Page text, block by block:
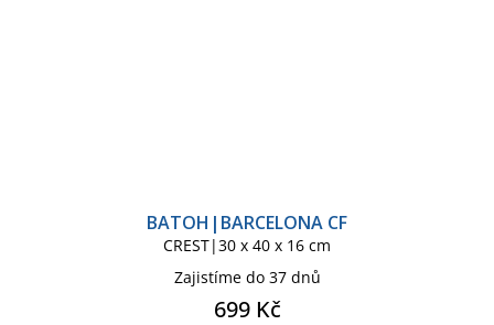
BATOH|BARCELONA CF
CREST|30 x 40 x 16 cm
Zajistíme do 37 dnů
699 Kč